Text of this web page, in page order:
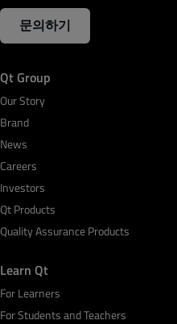
문의하기
Qt Group
Our Story
Brand
News
Careers
Investors
Qt Products
Quality Assurance Products
Learn Qt
For Learners
For Students and Teachers